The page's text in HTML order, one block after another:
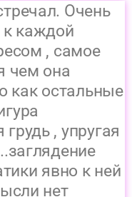
Очень
к каждой
, самое
чем она
как остальные
, упругая
явно к ней
нет